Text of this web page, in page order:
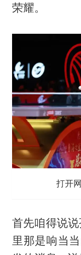
荣耀。
打开
首先咱得说
里那是响当